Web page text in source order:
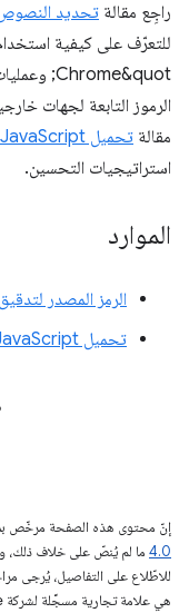
راجِع مقالة تحديد النصوص
الرموز التابعة لجهات
مقالة تحميل JavaScript التابع لجهات خارجية بكفاءة
استراتيجيات التحسين.
الموارد
الرمز المصدر لتدقيق
تحميل JavaScript من جهات خارجية
إنّ محتوى هذه الصفحة مرخّص
4.0‏ ما لم يُنصّ على خلاف ذلك،
للاطّلاع على التفاصيل، يُرجى
هي علامة تجارية مسجَّلة لشركة Oracle و/أو شركائها التابعين.